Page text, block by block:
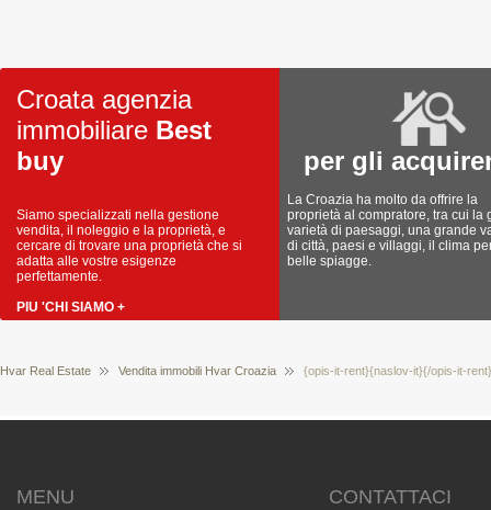
Croata agenzia
immobiliare Best
buy
Siamo specializzati nella gestione
vendita, il noleggio e la proprietà, e
cercare di trovare una proprietà che si
adatta alle vostre esigenze
perfettamente.
PIU 'CHI SIAMO +
per gli
La Croazia ha molto da offrire la
proprietà al compratore, tra cui la
varietà di paesaggi, una grande
di città, paesi e villaggi, il clima
belle spiagge.
Hvar Real Estate Vendita immobili Hvar Croazia {opis-it-rent}{naslov-it}{/opis-it-
MENU CONTATTACI